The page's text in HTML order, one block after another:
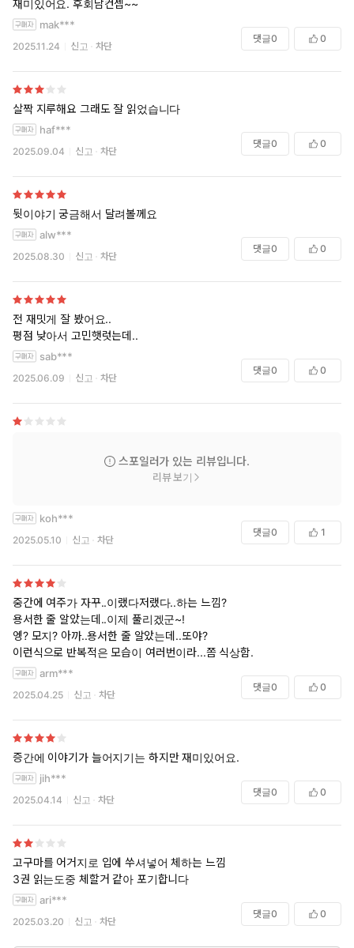
재미있어요. 후회남컨셉~~
mak***
2025.11.24 신고 차단
댓글0 0
살짝 지루해요 그래도 잘 읽었습니다
haf***
2025.09.04 신고 차단
댓글0 0
뒷이야기 궁금해서 달려볼께요
alw***
2025.08.30 신고 차단
댓글0 0
전 재밋게 잘 봤어요..
평점 낮아서 고민햇럿는데..
sab***
2025.06.09 신고 차단
댓글0 0
스포일러가 있는 리뷰입니다.
리뷰 보기
koh***
2025.05.10 신고 차단
댓글0 1
중간에 여주가 자꾸..이랬다저랬다..하는 느낌?
용서한 줄 알았는데..이제 풀리겠군~!
엥? 모지? 아까..용서한 줄 알았는데..또야?
이런식으로 반복적은 모습이 여러번이라...쫌 식상함.
arm***
2025.04.25 신고 차단
댓글0 0
증간에 이야기가 늘어지기는 하지만 재미있어요.
jih***
2025.04.14 신고 차단
댓글0 0
고구마를 어거지로 입에 쑤셔넣어 체하는 느낌
3권 읽는도중 체할거 같아 포기합니다
ari***
2025.03.20 신고 차단
댓글0 0